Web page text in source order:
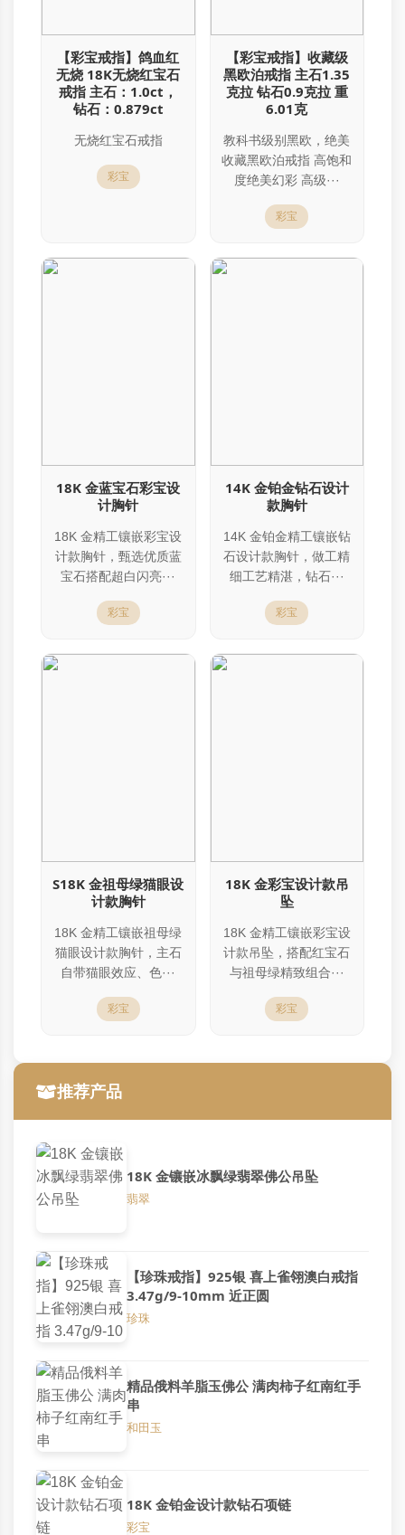
【彩宝戒指】鸽血红
无烧 18K无烧红宝石
戒指 主石：1.0ct，
钻石：0.879ct
无烧红宝石戒指
彩宝
【彩宝戒指】收藏级
黑欧泊戒指 主石1.35
克拉 钻石0.9克拉 重
6.01克
教科书级别黑欧，绝美
收藏黑欧泊戒指 高饱和
度绝美幻彩 高级···
彩宝
18K 金蓝宝石彩宝设
计胸针
18K 金精工镶嵌彩宝设
计款胸针，甄选优质蓝
宝石搭配超白闪亮···
彩宝
14K 金铂金钻石设计
款胸针
14K 金铂金精工镶嵌钻
石设计款胸针，做工精
细工艺精湛，钻石···
彩宝
S18K 金祖母绿猫眼设
计款胸针
18K 金精工镶嵌祖母绿
猫眼设计款胸针，主石
自带猫眼效应、色···
彩宝
18K 金彩宝设计款吊
坠
18K 金精工镶嵌彩宝设
计款吊坠，搭配红宝石
与祖母绿精致组合···
彩宝
推荐产品
18K 金镶嵌冰飘绿翡翠佛公吊坠
翡翠
【珍珠戒指】925银 喜上雀翎澳白戒指
3.47g/9-10mm 近正圆
珍珠
精品俄料羊脂玉佛公 满肉柿子红南红手
串
和田玉
18K 金铂金设计款钻石项链
彩宝